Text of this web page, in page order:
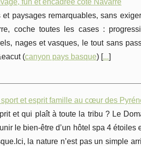
fun et encadrée côté Navarre
paysages remarquables, sans
coche toutes les cases :
nages et vasques, le tout sans
(canyon pays basque) [...]
et esprit famille au cœur des
et qui plaît à toute la tribu ? Le
le bien-être d’un hôtel spa 4 étoiles
la nature n’est pas un simple